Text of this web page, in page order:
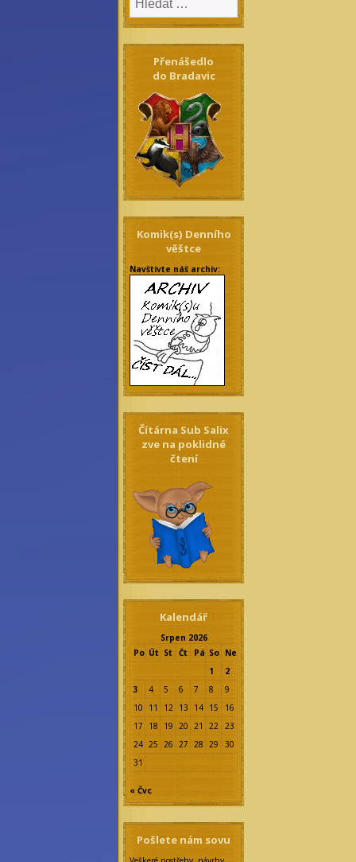
Přenášedlo
do Bradavic
Komik(s) Denního
věštce
Navštivte náš archiv:
Čítárna Sub Salix
zve na poklidné
čtení
Kalendář
Srpen 2026
Po Út St Čt Pá So Ne
1
2
3
4 5 6 7 8
9
10
11 12 13 14 15
16
17
18 19 20 21 22 23
24 25 26 27 28 29
30
31
« Čvc
Pošlete nám sovu